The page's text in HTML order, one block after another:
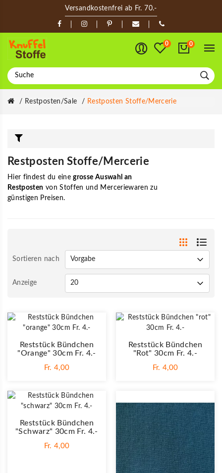
Versandkostenfrei ab Fr. 70.-
0 0
Restposten/Sale Restposten Stoffe/Mercerie
Restposten Stoffe/Mercerie
Hier findest du einegrosse Auswahl an
Restposten von Stoffen und Merceriewaren zu
günstigen Preisen.
Sortieren nach
Anzeige
Reststück Bündchen
"orange" 30cm Fr. 4.-
Fr. 4,00
Reststück Bündchen
"rot" 30cm Fr. 4.-
Fr. 4,00
Reststück Bündchen
"schwarz" 30cm Fr. 4.-
Fr. 4,00